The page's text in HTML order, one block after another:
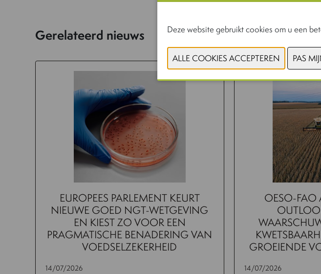
Gerelateerd nieuws
EUROPEES PARLEMENT KEURT
NIEUWE GOED NGT-WETGEVING
EN KIEST ZO VOOR EEN
PRAGMATISCHE BENADERING VAN
VOEDSELZEKERHEID
14/07/2026
OESO-FAO
GROEIENDE
14/07/2026
Deze website gebruikt cookies om u een